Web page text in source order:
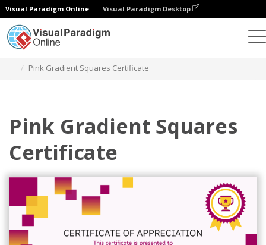
Visual Paradigm Online Visual Paradigm Desktop
Pink Gradient Squares Certificate
Pink Gradient Squares
Certificate